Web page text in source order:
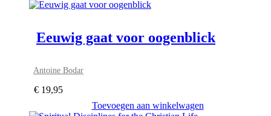
Eeuwig gaat voor oogenblick
Antoine Bodar
€ 19,95
Toevoegen aan winkelwagen